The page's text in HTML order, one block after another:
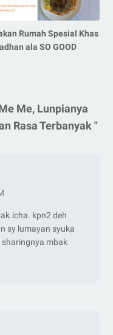
Rumah Spesial Khas
ala SO GOOD
Me, Lunpianya
Rasa Terbanyak "
kpn2 deh
sy lumayan syuka
sharingnya mbak